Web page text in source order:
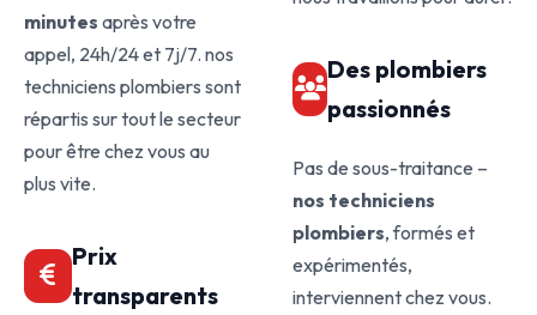
minutes après votre
appel, 24h/24 et 7j/7. nos
techniciens plombiers sont
répartis sur tout le secteur
pour être chez vous au
plus vite.
Prix
transparents
Des plombiers
passionnés
Pas de sous-traitance –
nos techniciens
plombiers, formés et
expérimentés,
interviennent chez vous.